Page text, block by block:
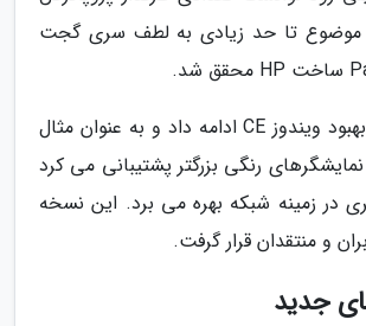
موضوع تا حد زیادی به لطف سری گجت
مایکروسافت به بهبود ویندوز CE ادامه داد و به عنوان مثال
رنگی بزرگتر پشتیبانی می کرد
در زمینه شبکه بهره می برد. این نسخه
و منتقدان قرار گرفت.
جدید